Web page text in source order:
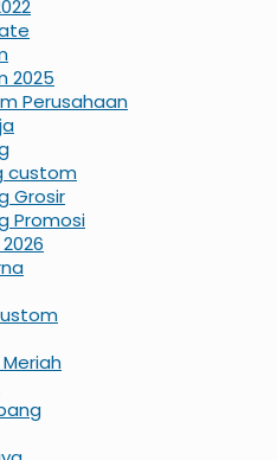
2025
Perusahaan
custom
Grosir
Promosi